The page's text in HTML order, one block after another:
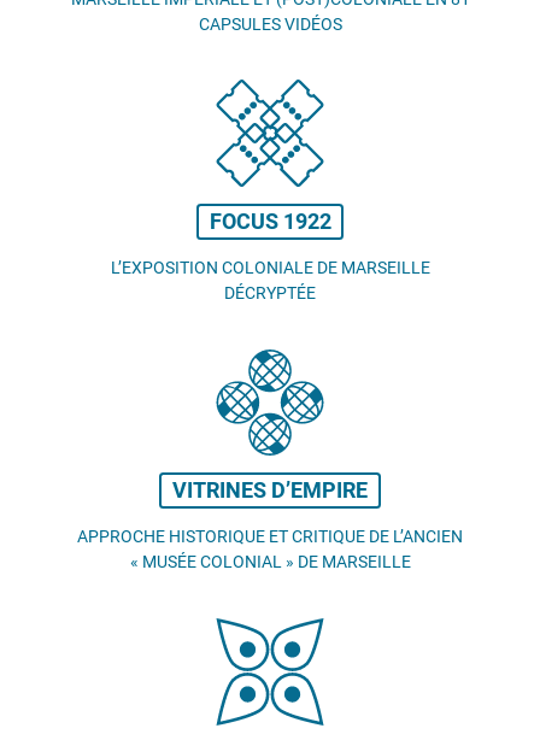
CAPSULES VIDÉOS
FOCUS 1922
L’EXPOSITION COLONIALE DE MARSEILLE
DÉCRYPTÉE
VITRINES D’EMPIRE
APPROCHE HISTORIQUE ET CRITIQUE DE L’ANCIEN
« MUSÉE COLONIAL » DE MARSEILLE